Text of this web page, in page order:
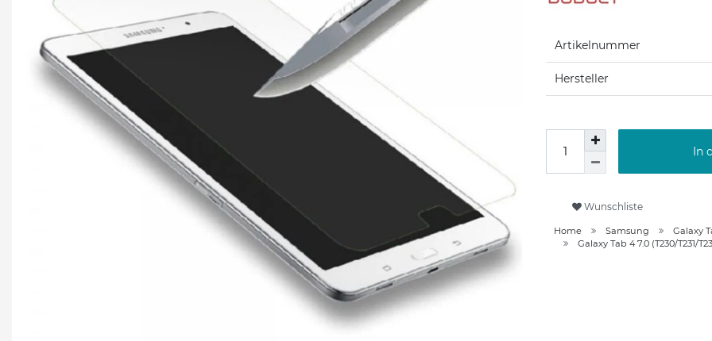
Artikelnummer
Hersteller
In
Wunschliste
Home Samsung
Galaxy
Galaxy Tab 4 7.0 (T230/T231/